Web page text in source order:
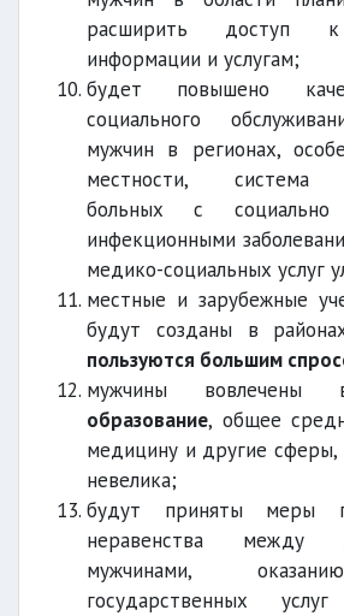
расширить доступ к
информации и услугам;
будет повышено
социального
мужчин в регионах,
местности, система
больных с
инфекционными
медико-социальных услуг
местные и зарубежные
будут созданы в
пользуются большим
мужчины вовлечены
образование, общее
медицину и другие
невелика;
будут приняты меры
неравенства между
мужчинами,
государственных